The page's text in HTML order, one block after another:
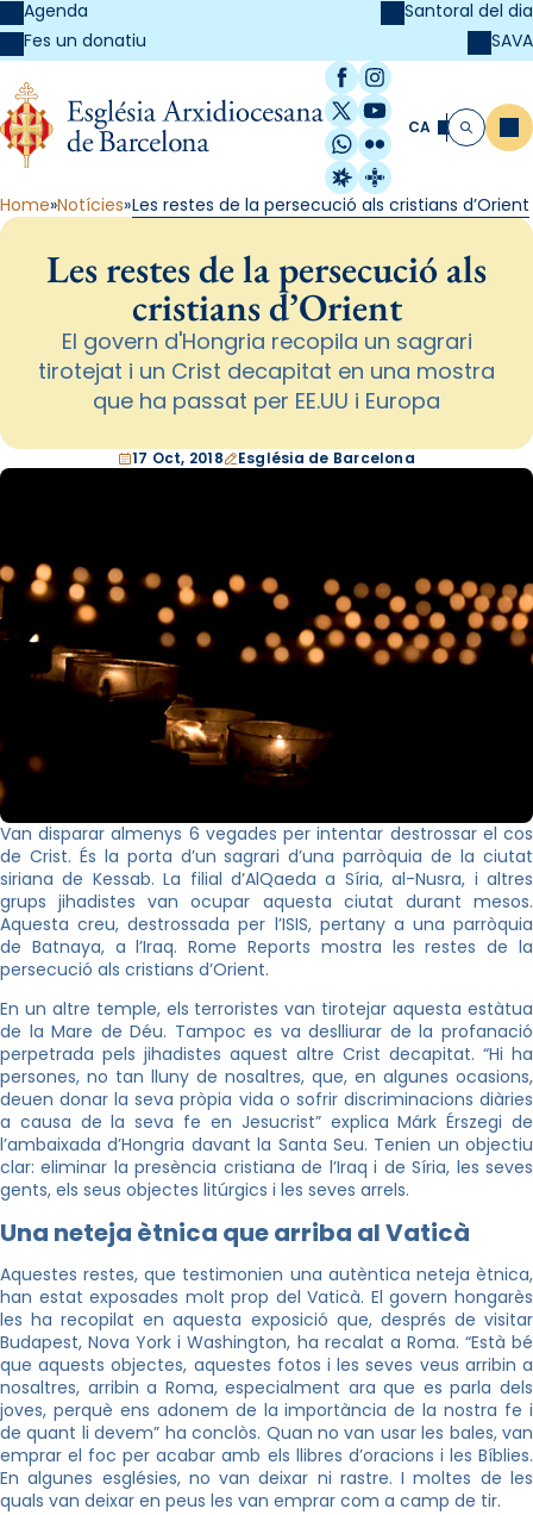
Agenda
Fes un donatiu
Santoral del dia
SAVA
Facebook
Instagram
X / Twitter
YouTube
WhatsApp
Flickr
Radio Estel
Catalunya
CA Cerca
Home Notícies Les restes de la persecució als cristians d’Orient
Les restes de la persecució als
cristians d’Orient
El govern d'Hongria recopila un sagrari
tirotejat i un Crist decapitat en una mostra
que ha passat per EE.UU i Europa
17 Oct, 2018 Església de Barcelona
Van disparar almenys 6 vegades per intentar destrossar el cos
de Crist. És la porta d’un sagrari d’una parròquia de la ciutat
siriana de Kessab. La filial d’AlQaeda a Síria, al-Nusra, i altres
grups jihadistes van ocupar aquesta ciutat durant mesos.
Aquesta creu, destrossada per l’ISIS, pertany a una parròquia
de Batnaya, a l’Iraq. Rome Reports mostra les restes de la
persecució als cristians d’Orient.
En un altre temple, els terroristes van tirotejar aquesta estàtua
de la Mare de Déu. Tampoc es va deslliurar de la profanació
perpetrada pels jihadistes aquest altre Crist decapitat. “Hi ha
persones, no tan lluny de nosaltres, que, en algunes ocasions,
deuen donar la seva pròpia vida o sofrir discriminacions diàries
a causa de la seva fe en Jesucrist” explica Márk Érszegi de
l’ambaixada d’Hongria davant la Santa Seu. Tenien un objectiu
clar: eliminar la presència cristiana de l’Iraq i de Síria, les seves
gents, els seus objectes litúrgics i les seves arrels.
Una neteja ètnica que arriba al Vaticà
Aquestes restes, que testimonien una autèntica neteja ètnica,
han estat exposades molt prop del Vaticà. El govern hongarès
les ha recopilat en aquesta exposició que, després de visitar
Budapest, Nova York i Washington, ha recalat a Roma. “Està bé
que aquests objectes, aquestes fotos i les seves veus arribin a
nosaltres, arribin a Roma, especialment ara que es parla dels
joves, perquè ens adonem de la importància de la nostra fe i
de quant li devem” ha conclòs. Quan no van usar les bales, van
emprar el foc per acabar amb els llibres d’oracions i les Bíblies.
En algunes esglésies, no van deixar ni rastre. I moltes de les
quals van deixar en peus les van emprar com a camp de tir.